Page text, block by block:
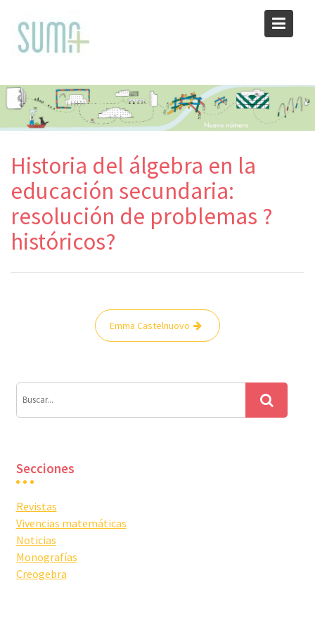
content
Historia del álgebra en la
educación secundaria:
resolución de problemas ?
históricos?
Navegación
Emma Castelnuovo
Secciones
Revistas
Vivencias matemáticas
Noticias
Monografías
Creogebra